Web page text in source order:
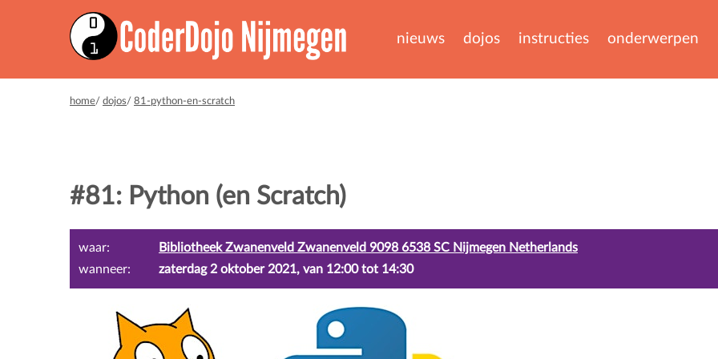
nieuws dojos instructies onderwerpen
home/ dojos/ 81-python-en-scratch
#81: Python (en Scratch)
waar:
Bibliotheek Zwanenveld Zwanenveld 9098 6538 SC Nijmegen Netherlands
wanneer:
zaterdag 2 oktober 2021, van 12:00 tot 14:30